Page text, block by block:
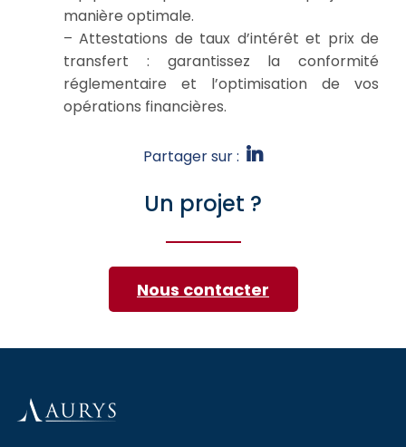
manière optimale.
– Attestations de taux d’intérêt et prix de
transfert : garantissez la conformité
réglementaire et l’optimisation de vos
opérations financières.
Partager sur :
Un projet ?
Nous contacter